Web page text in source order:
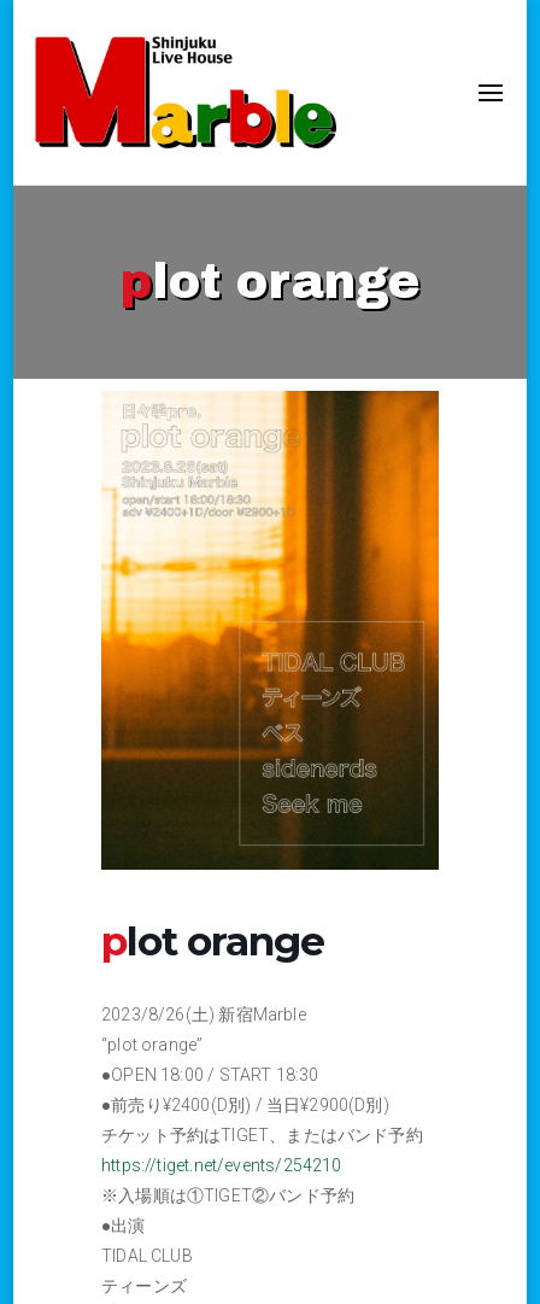
新宿Marble
official website
plot orange
plot orange
2023/8/26(土) 新宿Marble
“plot orange”
●OPEN 18:00 / START 18:30
●前売り¥2400(D別) / 当日¥2900(D別)
チケット予約はTIGET、またはバンド予約
https://tiget.net/events/254210
※入場順は①TIGET②バンド予約
●出演
TIDAL CLUB
ティーンズ